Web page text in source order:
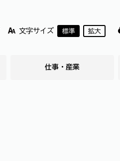
文字サイズ 標準 拡大
仕事・産業